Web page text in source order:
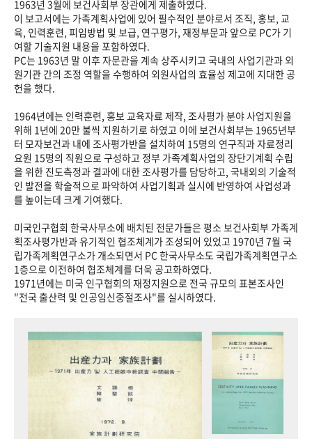
1963년 3월에 보건사회부 장관에게 제출하였다.
이 보고서에는 가족계획사업에 있어 필수적인 분야로서 조직, 홍보, 교
육, 인력훈련, 피임방법 및 보급, 연구평가, 재정부문과 앞으로 PC가 기
여할 기술지원 내용을 포함하였다.
PC는 1963년 말 이후 자문관을 계속 상주시키고 국내의 사업기관과 외
원기관 간의 조정 역할을 수행하여 외원사업의 효율성 제고에 지대한 공
헌을 했다.
1964년에는 인력훈련, 홍보 교육자료 제작, 조사평가 분야 사업지원을
위해 1년에 20만 불씩 지원하기로 하였고 이에 보건사회부는 1965년부
터 모자보건과 내에 조사평가반을 설치하여 15명의 연구직과 자료정리
요원 15명의 직원으로 구성하고 정부 가족계획사업의 장단기계획 수립
을 위한 진도측정과 결과에 대한 조사평가를 담당하고, 국내외의 기술적
인 발전을 학술적으로 파악하여 사업기획과 실시에 반영하여 사업성과
를 높이는데 크게 기여했다.
미국인구협회 한국사무소에 배치된 전문가들은 평소 보건사회부 가족계
획조사평가반과 유기적인 협조체계가 조성되어 있었고 1970년 7월 국
립가족계획연구소가 개소되면서 PC 한국사무소도 국립가족계획연구소
1층으로 이전하여 협조체계를 더욱 공고화하였다.
1971년에는 미국 인구협회의 재정지원으로 전국 규모의 표본조사인
"전국 출산력 및 인공임신중절조사"를 실시하였다.